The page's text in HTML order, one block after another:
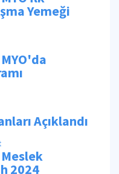
Yemeği
Açıklandı
2024